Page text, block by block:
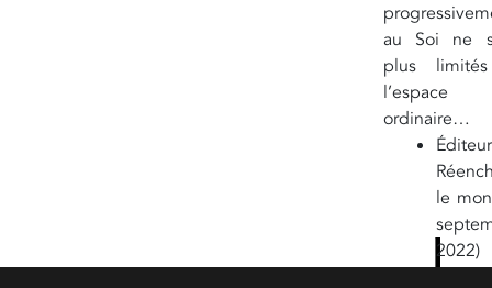
au Soi ne
plus
l’espace
ordinaire…
le
2022)